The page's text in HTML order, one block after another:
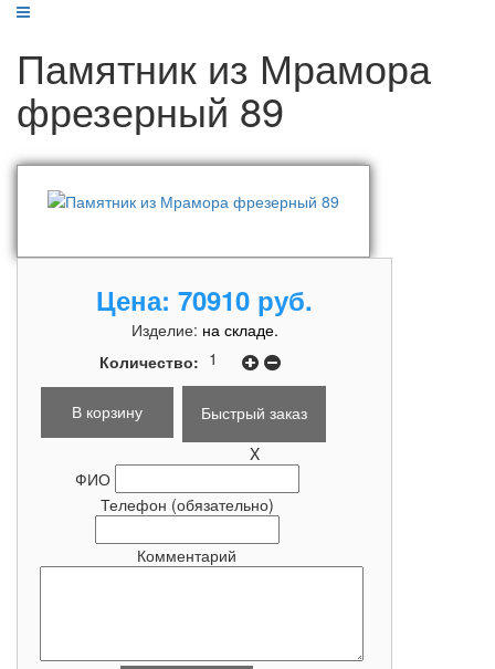
Памятник из Мрамора
фрезерный 89
Цена: 70910 руб.
Изделие: на складе.
Количество:
Быстрый заказ
X
ФИО
Телефон (обязательно)
Комментарий